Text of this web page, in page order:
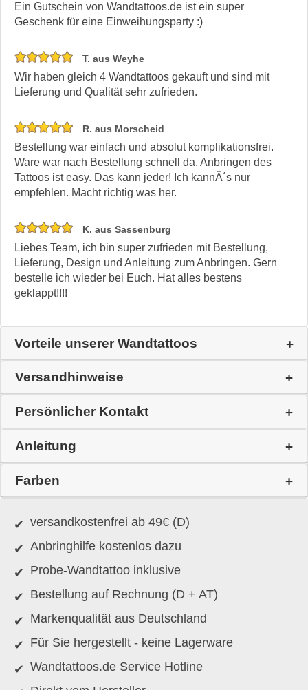
Ein Gutschein von Wandtattoos.de ist ein super
Geschenk für eine Einweihungsparty :)
T. aus Weyhe
Wir haben gleich 4 Wandtattoos gekauft und sind mit
Lieferung und Qualität sehr zufrieden.
R. aus Morscheid
Bestellung war einfach und absolut komplikationsfrei.
Ware war nach Bestellung schnell da. Anbringen des
Tattoos ist easy. Das kann jeder! Ich kannÂ´s nur
empfehlen. Macht richtig was her.
K. aus Sassenburg
Liebes Team, ich bin super zufrieden mit Bestellung,
Lieferung, Design und Anleitung zum Anbringen. Gern
bestelle ich wieder bei Euch. Hat alles bestens
geklappt!!!!
Vorteile unserer Wandtattoos
Versandhinweise
Persönlicher Kontakt
Anleitung
Farben
versandkostenfrei ab 49€ (D)
Anbringhilfe kostenlos dazu
Probe-Wandtattoo inklusive
Bestellung auf Rechnung (D + AT)
Markenqualität aus Deutschland
Für Sie hergestellt - keine Lagerware
Wandtattoos.de Service Hotline